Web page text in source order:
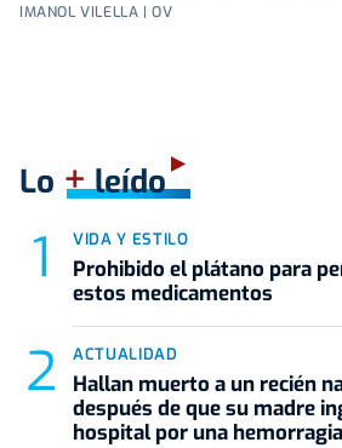
IMANOL VILELLA | OV
Lo +leído
VIDA Y ESTILO
Prohibido el plátano para
estos medicamentos
ACTUALIDAD
Hallan muerto a un recién
después de que su madre
hospital por una hemorragia